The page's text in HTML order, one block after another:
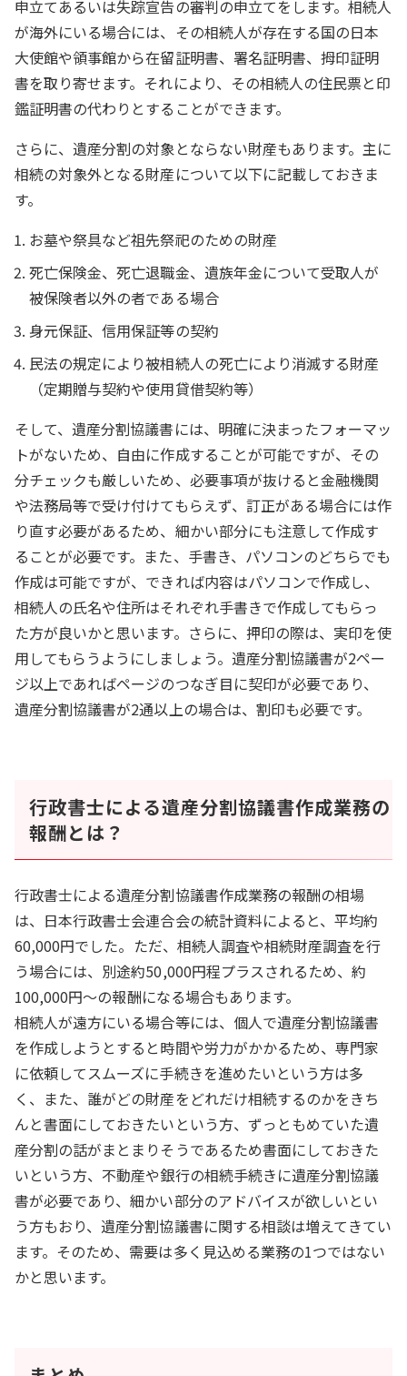
申立てあるいは失踪宣告の審判の申立てをします。相続人
が海外にいる場合には、その相続人が存在する国の日本
大使館や領事館から在留証明書、署名証明書、拇印証明
書を取り寄せます。それにより、その相続人の住民票と印
鑑証明書の代わりとすることができます。
さらに、遺産分割の対象とならない財産もあります。主に
相続の対象外となる財産について以下に記載しておきま
す。
お墓や祭具など祖先祭祀のための財産
死亡保険金、死亡退職金、遺族年金について受取人が
被保険者以外の者である場合
身元保証、信用保証等の契約
民法の規定により被相続人の死亡により消滅する財産
（定期贈与契約や使用貸借契約等）
そして、遺産分割協議書には、明確に決まったフォーマッ
トがないため、自由に作成することが可能ですが、その
分チェックも厳しいため、必要事項が抜けると金融機関
や法務局等で受け付けてもらえず、訂正がある場合には作
り直す必要があるため、細かい部分にも注意して作成す
ることが必要です。また、手書き、パソコンのどちらでも
作成は可能ですが、できれば内容はパソコンで作成し、
相続人の氏名や住所はそれぞれ手書きで作成してもらっ
た方が良いかと思います。さらに、押印の際は、実印を使
用してもらうようにしましょう。遺産分割協議書が2ペー
ジ以上であればページのつなぎ目に契印が必要であり、
遺産分割協議書が2通以上の場合は、割印も必要です。
行政書士による遺産分割協議書作成業務の
報酬とは？
行政書士による遺産分割協議書作成業務の報酬の相場
は、日本行政書士会連合会の統計資料によると、平均約
60,000円でした。ただ、相続人調査や相続財産調査を行
う場合には、別途約50,000円程プラスされるため、約
100,000円～の報酬になる場合もあります。
相続人が遠方にいる場合等には、個人で遺産分割協議書
を作成しようとすると時間や労力がかかるため、専門家
に依頼してスムーズに手続きを進めたいという方は多
く、また、誰がどの財産をどれだけ相続するのかをきち
んと書面にしておきたいという方、ずっともめていた遺
産分割の話がまとまりそうであるため書面にしておきた
いという方、不動産や銀行の相続手続きに遺産分割協議
書が必要であり、細かい部分のアドバイスが欲しいとい
う方もおり、遺産分割協議書に関する相談は増えてきてい
ます。そのため、需要は多く見込める業務の1つではない
かと思います。